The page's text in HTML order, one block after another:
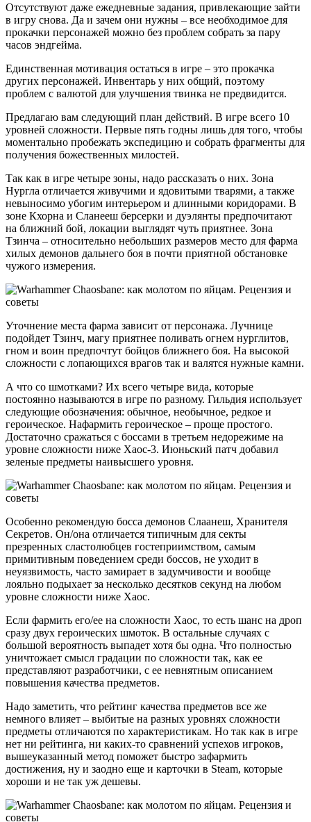
Отсутствуют даже ежедневные задания, привлекающие зайти
в игру снова. Да и зачем они нужны – все необходимое для
прокачки персонажей можно без проблем собрать за пару
часов эндгейма.
Единственная мотивация остаться в игре – это прокачка
других персонажей. Инвентарь у них общий, поэтому
проблем с валютой для улучшения твинка не предвидится.
Предлагаю вам следующий план действий. В игре всего 10
уровней сложности. Первые пять годны лишь для того, чтобы
моментально пробежать экспедицию и собрать фрагменты для
получения божественных милостей.
Так как в игре четыре зоны, надо рассказать о них. Зона
Нургла отличается живучими и ядовитыми тварями, а также
невыносимо убогим интерьером и длинными коридорами. В
зоне Кхорна и Сланееш берсерки и дуэлянты предпочитают
на ближний бой, локации выглядят чуть приятнее. Зона
Тзинча – относительно небольших размеров место для фарма
хилых демонов дальнего боя в почти приятной обстановке
чужого измерения.
Уточнение места фарма зависит от персонажа. Лучнице
подойдет Тзинч, магу приятнее поливать огнем нурглитов,
гном и воин предпочтут бойцов ближнего боя. На высокой
сложности с лопающихся врагов так и валятся нужные камни.
А что со шмотками? Их всего четыре вида, которые
постоянно называются в игре по разному. Гильдия использует
следующие обозначения: обычное, необычное, редкое и
героическое. Нафармить героическое – проще простого.
Достаточно сражаться с боссами в третьем недорежиме на
уровне сложности ниже Хаос-3. Июньский патч добавил
зеленые предметы наивысшего уровня.
Особенно рекомендую босса демонов Слаанеш, Хранителя
Секретов. Он/она отличается типичным для секты
презренных сластолюбцев гостеприимством, самым
примитивным поведением среди боссов, не уходит в
неуязвимость, часто замирает в задумчивости и вообще
лояльно подыхает за несколько десятков секунд на любом
уровне сложности ниже Хаос.
Если фармить его/ее на сложности Хаос, то есть шанс на дроп
сразу двух героических шмоток. В остальные случаях с
большой вероятность выпадет хотя бы одна. Что полностью
уничтожает смысл градации по сложности так, как ее
представляют разработчики, с ее невнятным описанием
повышения качества предметов.
Надо заметить, что рейтинг качества предметов все же
немного влияет – выбитые на разных уровнях сложности
предметы отличаются по характеристикам. Но так как в игре
нет ни рейтинга, ни каких-то сравнений успехов игроков,
вышеуказанный метод поможет быстро зафармить
достижения, ну и заодно еще и карточки в Steam, которые
хороши и не так уж дешевы.